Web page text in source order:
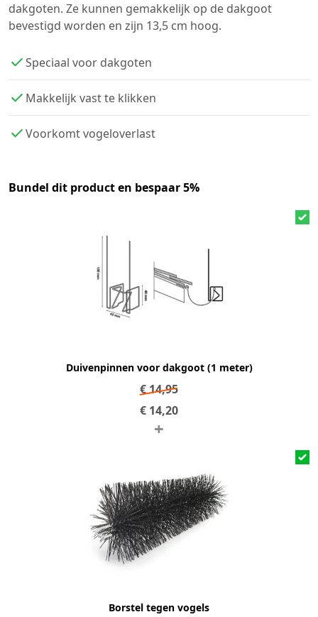
dakgoten. Ze kunnen gemakkelijk op de dakgoot
bevestigd worden en zijn 13,5 cm hoog.
Speciaal voor dakgoten
Makkelijk vast te klikken
Voorkomt vogeloverlast
Bundel dit product en bespaar 5%
Duivenpinnen voor dakgoot (1 meter)
€14,95
€ 14,20
+
Borstel tegen vogels